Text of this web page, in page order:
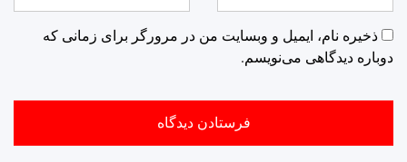
ذخیره نام، ایمیل و وبسایت من در مرورگر برای زمانی که
دوباره دیدگاهی می‌نویسم.